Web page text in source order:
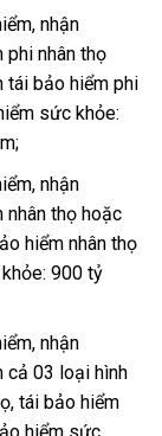
nhận
phi nhân thọ
tái bảo hiểm phi
sức khỏe:
nhận
nhân thọ hoặc
hiểm nhân thọ
900 tỷ
nhận
cả 03 loại hình
tái bảo hiểm